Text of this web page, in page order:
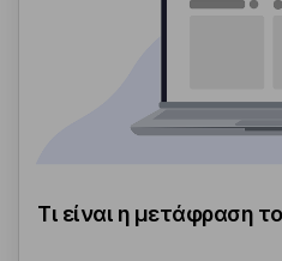
Τι είναι η μετάφραση